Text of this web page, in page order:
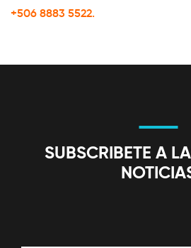
+506 8883 5522.
SUBSCRIBETE A